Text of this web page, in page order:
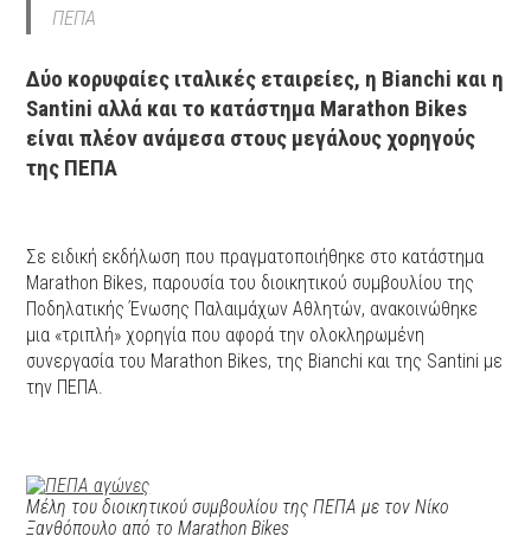
ΠΕΠΑ
Δύο κορυφαίες ιταλικές εταιρείες, η Bianchi και η
Santini αλλά και το κατάστημα Marathon Bikes
είναι πλέον ανάμεσα στους μεγάλους χορηγούς
της ΠΕΠΑ
Σε ειδική εκδήλωση που πραγματοποιήθηκε στο κατάστημα
Marathon Bikes, παρουσία του διοικητικού συμβουλίου της
Ποδηλατικής Ένωσης Παλαιμάχων Αθλητών, ανακοινώθηκε
μια «τριπλή» χορηγία που αφορά την ολοκληρωμένη
συνεργασία του Marathon Bikes, της Bianchi και της Santini με
την ΠΕΠΑ.
Μέλη του διοικητικού συμβουλίου της ΠΕΠΑ με τον Νίκο
Ξανθόπουλο από το Marathon Bikes